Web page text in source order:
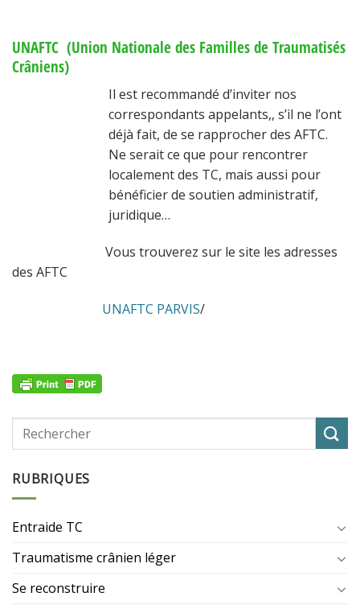
UNAFTC (Union Nationale des Familles de Traumatisés
Crâniens)
Il est recommandé d’inviter nos
correspondants appelants,, s’il ne l’ont
déjà fait, de se rapprocher des AFTC.
Ne serait ce que pour rencontrer
localement des TC, mais aussi pour
bénéficier de soutien administratif,
juridique…
Vous trouverez sur le site les adresses
des AFTC
UNAFTC PARVIS/
RUBRIQUES
Entraide TC
Traumatisme crânien léger
Se reconstruire